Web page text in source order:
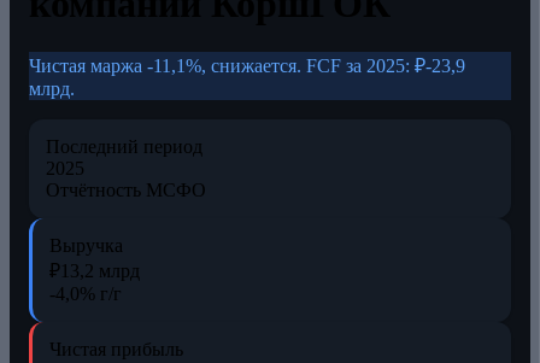
Чистая маржа -11,1%, снижается. FCF за 2025: ₽-23,9
млрд.
Последний период
2025
Отчётность МСФО
Выручка
₽13,2 млрд
-4,0% г/г
Чистая прибыль